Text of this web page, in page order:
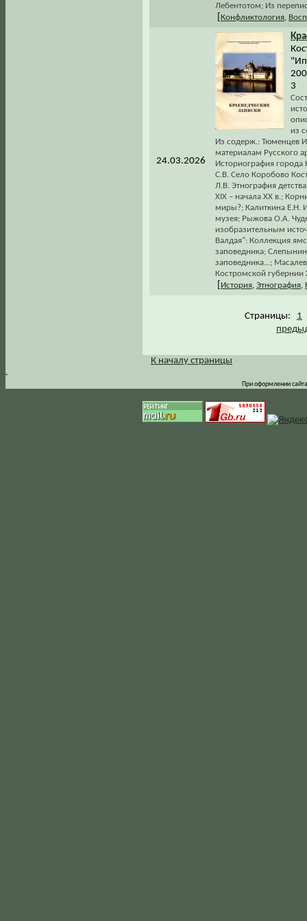
Лебентотом; Из
Конфликтология
24.03.2026
3
из
Из содерж.: Тюменцев
материалам Русского
Историография
С.В. Село Коробово
Л.В. Этнография
XIX – начала XX в.;
миры?; Калиткина Е.Н.
музея; Рыжова О.А.
изобразительным
Валдая": Коллекция
заповедника;
заповедника...;
Костромской губернии
История Этнография
Страницы: 1
.
К началу страницы
При оформлении